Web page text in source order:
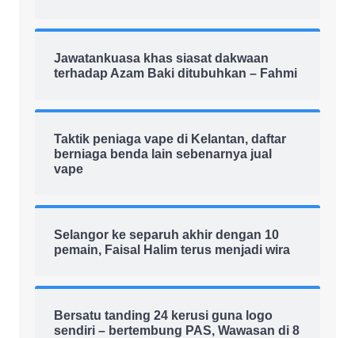
Jawatankuasa khas siasat dakwaan
terhadap Azam Baki ditubuhkan – Fahmi
Taktik peniaga vape di Kelantan, daftar
berniaga benda lain sebenarnya jual
vape
Selangor ke separuh akhir dengan 10
pemain, Faisal Halim terus menjadi wira
Bersatu tanding 24 kerusi guna logo
sendiri – bertembung PAS, Wawasan di 8